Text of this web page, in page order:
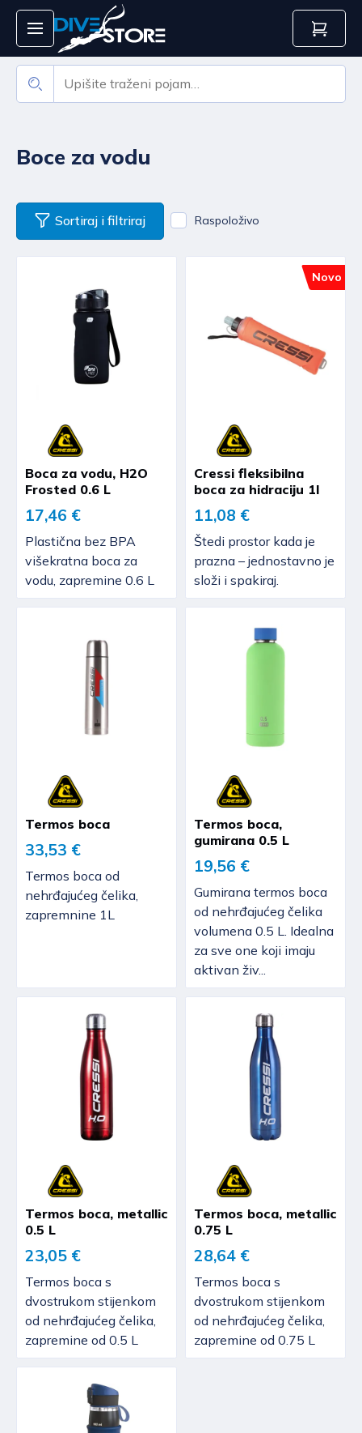
Boce za vodu
Sortiraj i filtriraj Raspoloživo
Boca za vodu, H2O
Frosted 0.6 L
17,46 €
Plastična bez BPA
višekratna boca za
vodu, zapremine 0.6 L
Novo
Cressi fleksibilna
boca za hidraciju 1l
11,08 €
Štedi prostor kada je
prazna – jednostavno je
složi i spakiraj.
Termos boca
33,53 €
Termos boca od
nehrđajućeg čelika,
zapremnine 1L
Termos boca,
gumirana 0.5 L
19,56 €
Gumirana termos boca
od nehrđajućeg čelika
volumena 0.5 L. Idealna
za sve one koji imaju
aktivan živ...
Termos boca, metallic
0.5 L
23,05 €
Termos boca s
dvostrukom stijenkom
od nehrđajućeg čelika,
zapremine od 0.5 L
Termos boca, metallic
0.75 L
28,64 €
Termos boca s
dvostrukom stijenkom
od nehrđajućeg čelika,
zapremine od 0.75 L